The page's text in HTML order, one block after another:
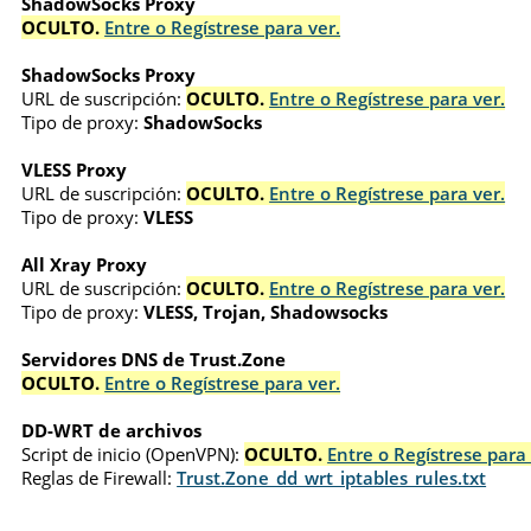
OCULTO. Entre o Regístrese para ver.
ShadowSocks Proxy
URL de suscripción: OCULTO. Entre o Regístrese para ver.
Tipo de proxy: ShadowSocks
VLESS Proxy
URL de suscripción: OCULTO. Entre o Regístrese para ver.
Tipo de proxy: VLESS
All Xray Proxy
URL de suscripción: OCULTO. Entre o Regístrese para ver.
Tipo de proxy: VLESS, Trojan, Shadowsocks
Servidores DNS de Trust.Zone
OCULTO. Entre o Regístrese para ver.
DD-WRT de archivos
Script de inicio (OpenVPN): OCULTO. Entre o Regístrese
Reglas de Firewall: Trust.Zone_dd_wrt_iptables_rules.txt